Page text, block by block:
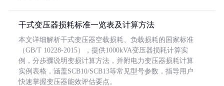
干式变压器损耗标准一览表及计算方法
本文详细解析干式变压器空载损耗、负载损耗的国家标准
（GB/T 10228-2015），提供1000kVA变压器损耗计算实
例，分步骤说明变损计算方法，并附电力变压器损耗计算
实例表格，涵盖SCB10/SCB13等常见型号参数，指导用户
快速掌握变压器能效评估要点。